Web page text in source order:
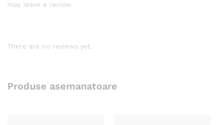
may leave a review.
There are no reviews yet.
Produse asemanatoare